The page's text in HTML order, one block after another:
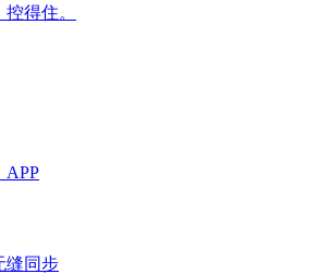
得住。
APP
缝同步